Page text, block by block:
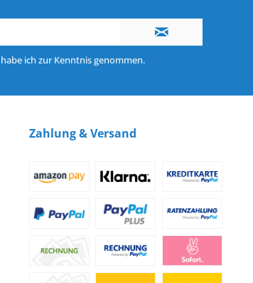
habe ich zur Kenntnis genommen.
Zahlung & Versand